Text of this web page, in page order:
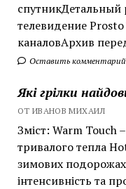
спутникДетальный
телевидение
каналовАрхив
Оставить комментарий
Які грілки
ОТ ИВАНОВ МИХАИЛ
Зміст: Warm Touch
тривалого тепла
зимових
інтенсивність та